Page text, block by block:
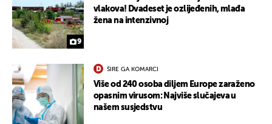
9
vlakova! Dvadeset je ozlijeđenih, mlađa
žena na intenzivnoj
ŠIRE GA KOMARCI
Više od 240 osoba diljem Europe zaraženo
opasnim virusom: Najviše slučajeva u
našem susjedstvu